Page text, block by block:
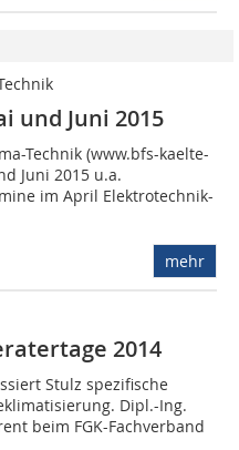
und Juni 2015
Technik (www.bfs-kaelte-
Juni 2015 u.a.
im April Elektrotechnik-
mehr
2014
Stulz spezifische
Dipl.-Ing.
beim FGK-Fachverband